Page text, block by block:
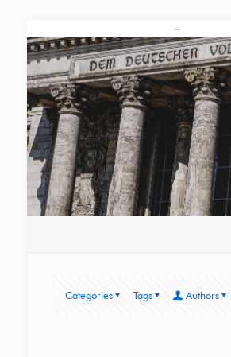
Categories Tags Authors